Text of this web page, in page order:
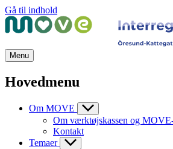
Gå til indhold
Menu
Hovedmenu
Om MOVE
Om værktøjskassen og
Kontakt
Temaer